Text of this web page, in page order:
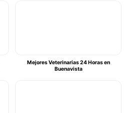
Mejores Veterinarias 24 Horas en
Buenavista